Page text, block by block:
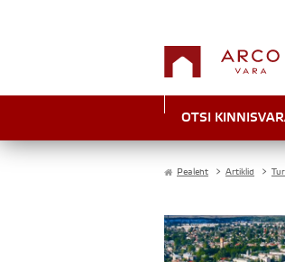
OTSI
Pealeht > Artiklid >